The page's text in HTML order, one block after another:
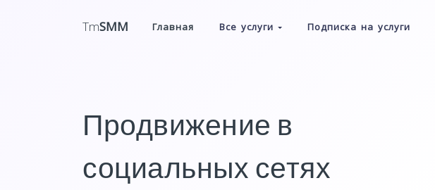
TmSMM Главная Все услуги Подписка на услуги
Продвижение в
социальных сетях